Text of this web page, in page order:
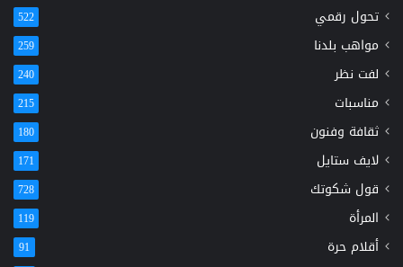
تحول رقمي 522
مواهب بلدنا 259
لفت نظر 240
مناسبات 215
ثقافة وفنون 180
لايف ستايل 171
قول شكوتك 728
المرأة 119
أقلام حرة 91